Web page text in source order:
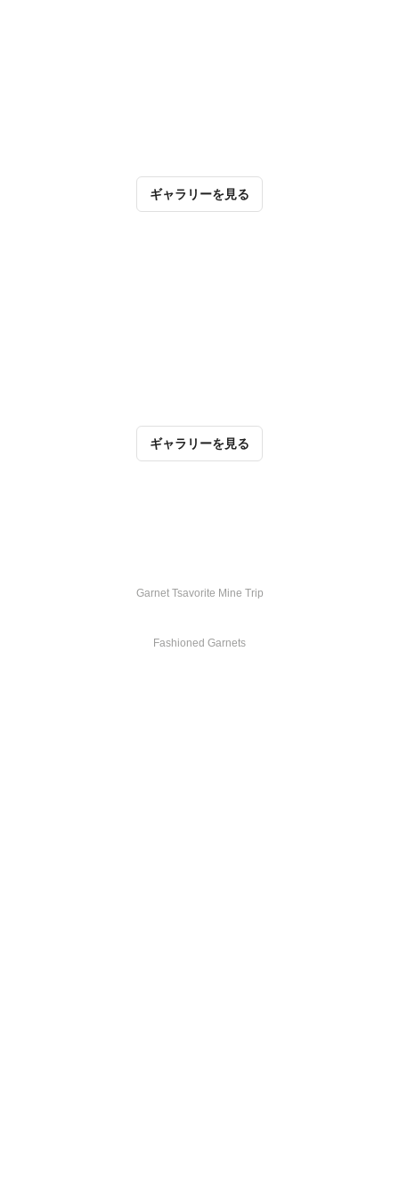
ギャラリーを見る
ギャラリーを見る
GARNET TSAVORITE MINE TRIP
Garnet Tsavorite Mine Trip
FASHIONED GARNETS
Fashioned Garnets